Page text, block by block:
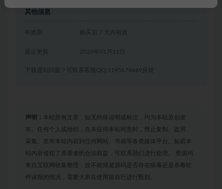
其他信息
有效期 购买后 7 天内有效
2026年01月11日
下载遇到问题？可联系客服QQ:1195676669反馈
声明： 本站所有文章，如无特殊说明或标注，均为本站原创发
布。任何个人或组织，在未征得本站同意时，禁止复制、盗用、
采集、发布本站内容到任何网站、书籍等各类媒体平台。如若本
站内容侵犯了原著者的合法权益，可联系我们进行处理。 资源均
来自互联网收集整理，故不能规避源码是否存在病毒还是杀毒软
件误报的情况，需要大家在使用前自行进行甄别。